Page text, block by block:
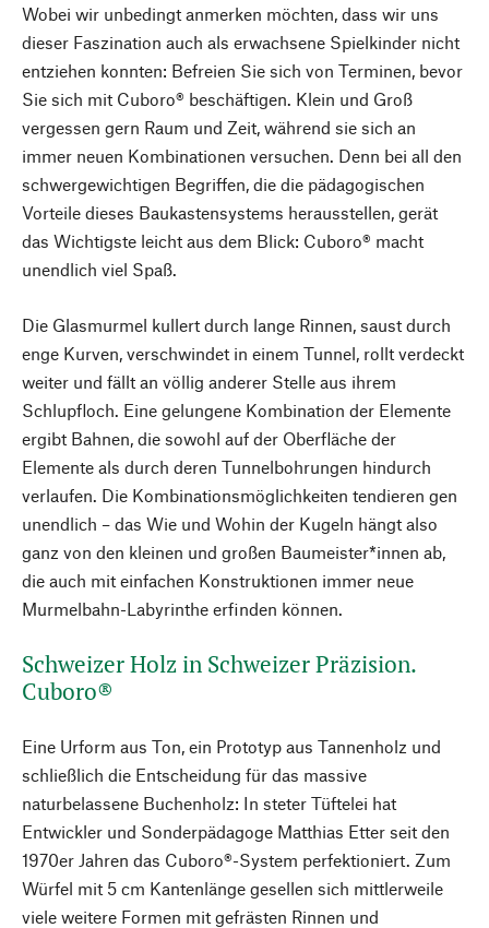
Wobei wir unbedingt anmerken möchten, dass wir uns
dieser Faszination auch als erwachsene Spielkinder nicht
entziehen konnten: Befreien Sie sich von Terminen, bevor
Sie sich mit Cuboro® beschäftigen. Klein und Groß
vergessen gern Raum und Zeit, während sie sich an
immer neuen Kombinationen versuchen. Denn bei all den
schwergewichtigen Begriffen, die die pädagogischen
Vorteile dieses Baukastensystems herausstellen, gerät
das Wichtigste leicht aus dem Blick: Cuboro® macht
unendlich viel Spaß.
Die Glasmurmel kullert durch lange Rinnen, saust durch
enge Kurven, verschwindet in einem Tunnel, rollt verdeckt
weiter und fällt an völlig anderer Stelle aus ihrem
Schlupfloch. Eine gelungene Kombination der Elemente
ergibt Bahnen, die sowohl auf der Oberfläche der
Elemente als durch deren Tunnelbohrungen hindurch
verlaufen. Die Kombinationsmöglichkeiten tendieren gen
unendlich – das Wie und Wohin der Kugeln hängt also
ganz von den kleinen und großen Baumeister*innen ab,
die auch mit einfachen Konstruktionen immer neue
Murmelbahn-Labyrinthe erfinden können.
Schweizer Holz in Schweizer Präzision.
Cuboro®
Eine Urform aus Ton, ein Prototyp aus Tannenholz und
schließlich die Entscheidung für das massive
naturbelassene Buchenholz: In steter Tüftelei hat
Entwickler und Sonderpädagoge Matthias Etter seit den
1970er Jahren das Cuboro®-System perfektioniert. Zum
Würfel mit 5 cm Kantenlänge gesellen sich mittlerweile
viele weitere Formen mit gefrästen Rinnen und